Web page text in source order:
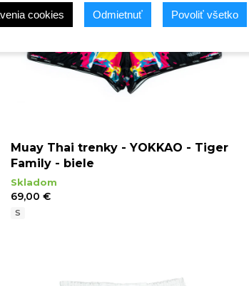
Muay Thai trenky - YOKKAO - Tiger
Family - biele
Skladom
69,00 €
S
cookies Odmietnuť Povoliť všetko